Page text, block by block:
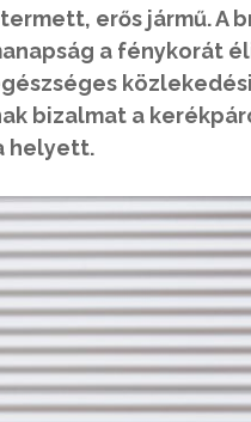
erős jármű. A
a fénykorát
bizalmat a
helyett.